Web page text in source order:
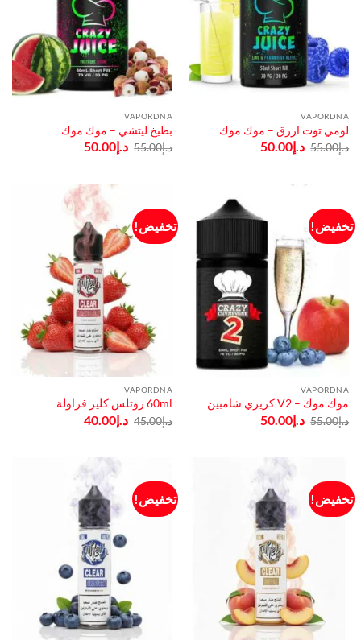
VAPORDNA
لومي توت ازرق – موك موك
د.إ55.00 السعر
الأصلي
د.إ50.00السعر
الحالي
VAPORDNA
بطيخ ليتشي – موك موك
د.إ55.00 السعر
الأصلي
د.إ50.00السعر
الحالي
تخفيض!
VAPORDNA
موك موك – V2 كريزي شامبين
د.إ55.00 السعر
الأصلي
د.إ50.00السعر
الحالي
تخفيض!
VAPORDNA
60ml روتلس كلير فراولة
د.إ45.00 السعر
الأصلي
د.إ40.00السعر
تخفيض! تخفيض!